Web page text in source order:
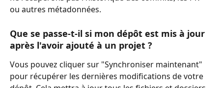
ou autres métadonnées.
Que se passe-t-il si mon dépôt est mis à jour
après l'avoir ajouté à un projet ?
Vous pouvez cliquer sur "Synchroniser maintenant"
pour récupérer les dernières modifications de votre